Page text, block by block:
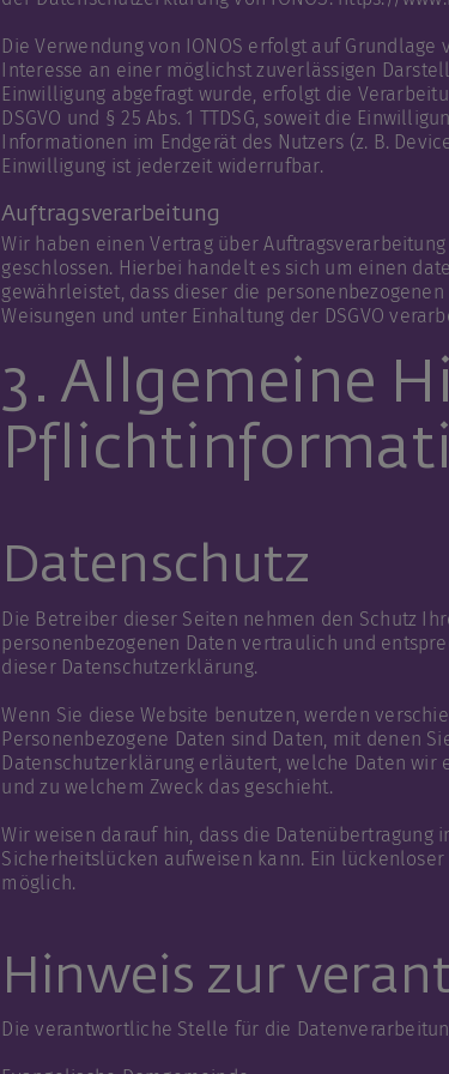
Die Verwendung von IONOS erfolgt auf Grundlage
Interesse an einer möglichst zuverlässigen
Einwilligung abgefragt wurde, erfolgt die
DSGVO und § 25 Abs. 1 TTDSG, soweit die
Informationen im Endgerät des Nutzers (z. B.
Einwilligung ist jederzeit widerrufbar.
Auftragsverarbeitung
Wir haben einen Vertrag über
geschlossen. Hierbei handelt es sich um einen
gewährleistet, dass dieser die
Weisungen und unter Einhaltung der DSGVO
3. Allgemeine
Datenschutz
Die Betreiber dieser Seiten nehmen den Schutz
personenbezogenen Daten vertraulich und
dieser Datenschutzerklärung.
Wenn Sie diese Website benutzen, werden
Personenbezogene Daten sind Daten, mit denen
Datenschutzerklärung erläutert, welche Daten
und zu welchem Zweck das geschieht.
Wir weisen darauf hin, dass die
Sicherheitslücken aufweisen kann. Ein
möglich.
Hinweis zur
Die verantwortliche Stelle für die